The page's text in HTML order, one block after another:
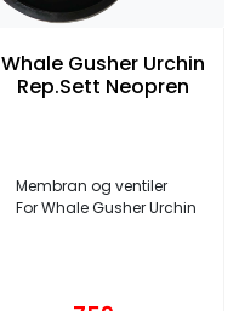
Whale Gusher Urchin
Rep.Sett Neopren
Membran og ventiler
For Whale Gusher Urchin